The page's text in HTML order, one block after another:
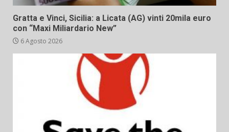
Gratta e Vinci, Sicilia: a Licata (AG) vinti 20mila euro
con “Maxi Miliardario New”
6 Agosto 2026